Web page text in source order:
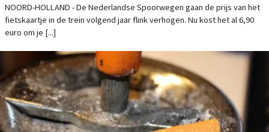
NOORD-HOLLAND - De Nederlandse Spoorwegen gaan de prijs van het
fietskaartje in de trein volgend jaar flink verhogen. Nu kost het al 6,90
euro om je [...]